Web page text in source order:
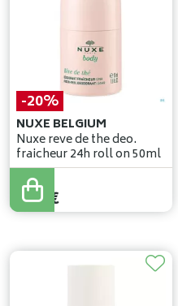
-20%
NUXE BELGIUM
Nuxe reve de the deo.
fraicheur 24h roll on 50ml
11,75
9,40 €